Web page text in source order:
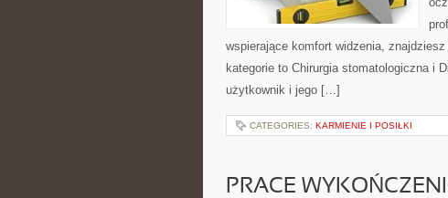
wspierające komfort widzenia,
kategorie to Chirurgia stomatologiczna i
użytkownik i jego […]
CATEGORIES: KARMIENIE I POSIŁKI
PRACE